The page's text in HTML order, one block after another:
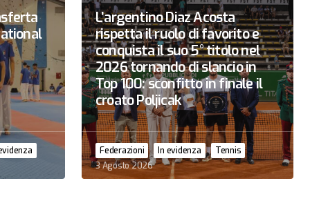
L’argentino Diaz Acosta
rispetta il ruolo di favorito e
conquista il suo 5° titolo nel
2026 tornando di slancio in
Top 100: sconfitto in finale il
croato Poljicak
Federazioni In evidenza
Tennis
3 Agosto 2026